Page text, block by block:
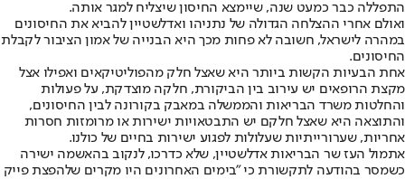
התפללה כבר כמעט שנה, שיימצא החיסון שיצליח למגר אותה.
ואולם אחרי ההצלחה הגדולה של נתניהו ואדלשטיין להביא את החיסונים
במהרה לישראל, חשובה לא פחות מכך היא הבנייה של אמון הציבור לקבלת
החיסונים.
אחת הבעיות הקשות ביותר היא שאצל חלק מהפוליטיקאים ואפילו אצל
מקצת הרופאים יש עירוב בין הביקורת, חלקה מוצדקת, על פעולות
והחלטות משרד הבריאות והממשלה במאבק בקורונה לבין החיסונים,
והתוצאה היא שאצל חלקם יש התבטאויות ישירות או מרומזות חסרות
אחריות, שערורייתיות שעלולות לפגוע ישירות בחיים של כולנו.
אתמול העז שר הבריאות אדלשטיין, שלא כדרכו, לנקוב בהאשמה ישירה
כשמסר בהודעה לתקשורת כי "בימים האחרונים היו מקרים שלהפצת פייק